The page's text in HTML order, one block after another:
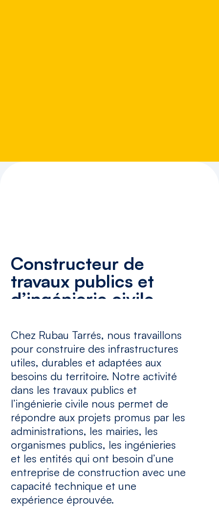
Constructeur de
travaux publics et
d’ingénierie civile
Catalogne
Chez Rubau Tarrés, nous travaillons
pour construire des infrastructures
utiles, durables et adaptées aux
besoins du territoire. Notre activité
dans les travaux publics et
l’ingénierie civile nous permet de
répondre aux projets promus par les
administrations, les mairies, les
organismes publics, les ingénieries
et les entités qui ont besoin d’une
entreprise de construction avec une
capacité technique et une
expérience éprouvée.